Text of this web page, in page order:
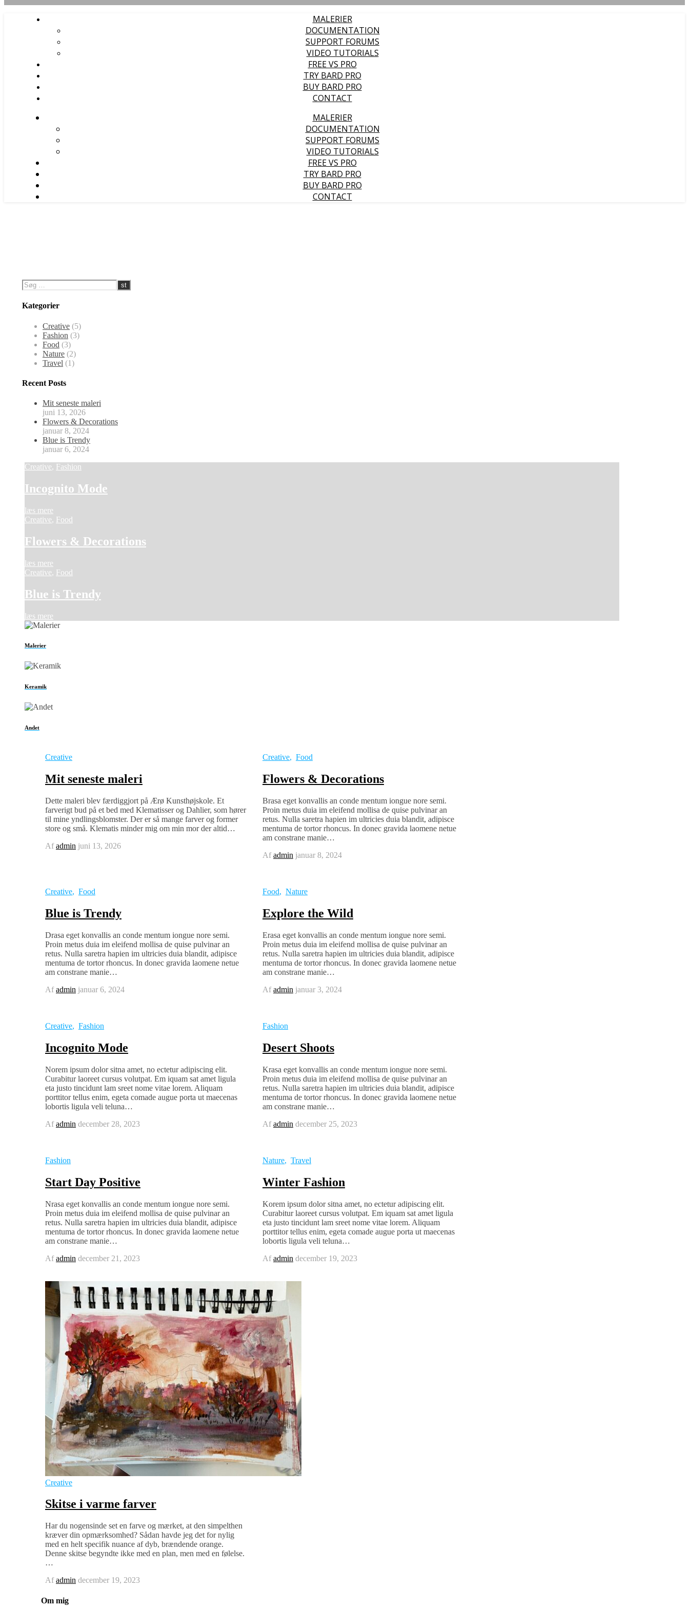
MALERIER
DOCUMENTATION
SUPPORT FORUMS
VIDEO TUTORIALS
FREE VS PRO
TRY BARD PRO
BUY BARD PRO
CONTACT
MALERIER
DOCUMENTATION
SUPPORT FORUMS
VIDEO TUTORIALS
FREE VS PRO
TRY BARD PRO
BUY BARD PRO
CONTACT
Kategorier
Creative (5)
Fashion (3)
Food (3)
Nature (2)
Travel (1)
Recent Posts
Mit seneste maleri
juni 13, 2026
Flowers & Decorations
januar 8, 2024
Blue is Trendy
januar 6, 2024
Creative, Fashion
Incognito Mode
læs mere
Creative, Food
Flowers & Decorations
læs mere
Creative, Food
Blue is Trendy
læs mere
Malerier
Keramik
Andet
Creative
Mit seneste maleri
Dette maleri blev færdiggjort på Ærø Kunsthøjskole. Et
farverigt bud på et bed med Klematisser og Dahlier, som hører
til mine yndlingsblomster. Der er så mange farver og former
store og små. Klematis minder mig om min mor der altid…
Af admin juni 13, 2026
Creative, Food
Flowers & Decorations
Brasa eget konvallis an conde mentum iongue nore semi.
Proin metus duia im eleifend mollisa de quise pulvinar an
retus. Nulla saretra hapien im ultricies duia blandit, adipisce
mentuma de tortor rhoncus. In donec gravida laomene netue
am constrane manie…
Af admin januar 8, 2024
Creative, Food
Blue is Trendy
Drasa eget konvallis an conde mentum iongue nore semi.
Proin metus duia im eleifend mollisa de quise pulvinar an
retus. Nulla saretra hapien im ultricies duia blandit, adipisce
mentuma de tortor rhoncus. In donec gravida laomene netue
am constrane manie…
Af admin januar 6, 2024
Food, Nature
Explore the Wild
Erasa eget konvallis an conde mentum iongue nore semi.
Proin metus duia im eleifend mollisa de quise pulvinar an
retus. Nulla saretra hapien im ultricies duia blandit, adipisce
mentuma de tortor rhoncus. In donec gravida laomene netue
am constrane manie…
Af admin januar 3, 2024
Creative, Fashion
Incognito Mode
Norem ipsum dolor sitna amet, no ectetur adipiscing elit.
Curabitur laoreet cursus volutpat. Em iquam sat amet ligula
eta justo tincidunt lam sreet nome vitae lorem. Aliquam
porttitor tellus enim, egeta comade augue porta ut maecenas
lobortis ligula veli teluna…
Af admin december 28, 2023
Fashion
Desert Shoots
Krasa eget konvallis an conde mentum iongue nore semi.
Proin metus duia im eleifend mollisa de quise pulvinar an
retus. Nulla saretra hapien im ultricies duia blandit, adipisce
mentuma de tortor rhoncus. In donec gravida laomene netue
am constrane manie…
Af admin december 25, 2023
Fashion
Start Day Positive
Nrasa eget konvallis an conde mentum iongue nore semi.
Proin metus duia im eleifend mollisa de quise pulvinar an
retus. Nulla saretra hapien im ultricies duia blandit, adipisce
mentuma de tortor rhoncus. In donec gravida laomene netue
am constrane manie…
Af admin december 21, 2023
Nature, Travel
Winter Fashion
Korem ipsum dolor sitna amet, no ectetur adipiscing elit.
Curabitur laoreet cursus volutpat. Em iquam sat amet ligula
eta justo tincidunt lam sreet nome vitae lorem. Aliquam
porttitor tellus enim, egeta comade augue porta ut maecenas
lobortis ligula veli teluna…
Af admin december 19, 2023
Creative
Skitse i varme farver
Har du nogensinde set en farve og mærket, at den simpelthen
kræver din opmærksomhed? Sådan havde jeg det for nylig
med en helt specifik nuance af dyb, brændende orange.
Denne skitse begyndte ikke med en plan, men med en følelse.
…
Af admin december 19, 2023
Om mig